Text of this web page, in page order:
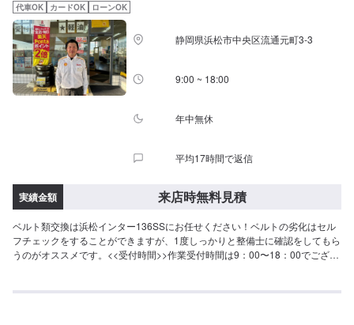
代車OK カードOK ローンOK
静岡県浜松市中央区流通元町3-3
9:00 ~ 18:00
年中無休
平均17時間で返信
実績金額 来店時無料見積
ベルト類交換は浜松インター136SSにお任せください！ベルトの劣化はセル
フチェックをすることができますが、1度しっかりと整備士に確認をしてもら
うのがオススメです。<<受付時間>>作業受付時間は9：00〜18：00でござい
の近くです。